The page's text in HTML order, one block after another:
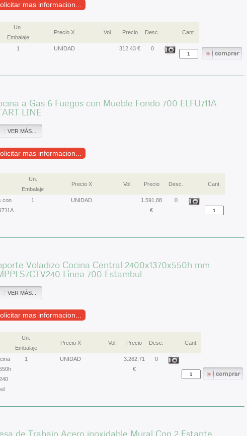
mas informacion...
Un.
Embalaje
Precio X Vol. Precio Desc. Cant.
1 UNIDAD 312,43 € 0
a Gas 6 Fuegos con Mueble Fondo 700 ELFU711A
LINE
VER MÁS...
mas informacion...
Un.
Embalaje
Precio X Vol. Precio Desc. Cant.
con
1 UNIDAD
1.591,88
€
0
Voladizo Cocina Central 2400x1370x550h mm
Línea 700 Estambul
VER MÁS...
mas informacion...
Un.
Embalaje
Precio X Vol. Precio Desc. Cant.
1 UNIDAD
3.262,71
€
0